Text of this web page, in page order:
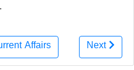
Affairs Next